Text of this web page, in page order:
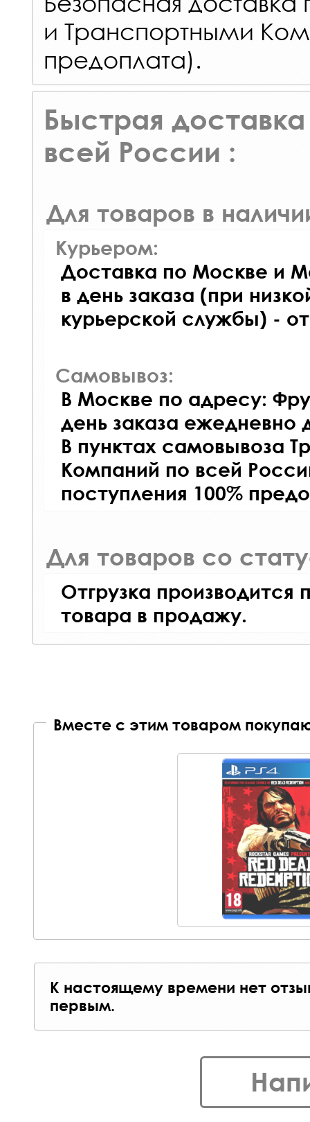
и Транспортными
предоплата).
Быстрая доставка
всей России :
Для товаров в
Курьером:
Доставка по Москве и
в день заказа (при
курьерской службы) -
Самовывоз:
В Москве по адресу:
день заказа ежедневно
В пунктах самовывоза
Компаний по всей
поступления 100%
Для товаров со
Отгрузка производится
товара в продажу.
Вместе с этим товаром
К настоящему времени нет
первым.